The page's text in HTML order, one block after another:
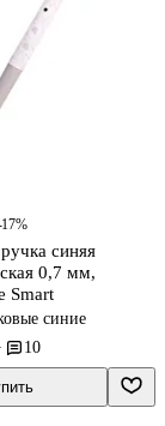
синяя
0,7 мм,
Smart
синие
· 10